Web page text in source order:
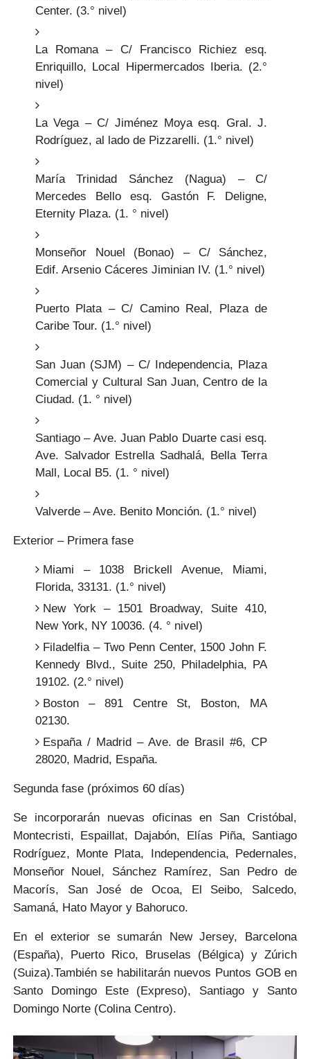
Center. (3.° nivel)
La Romana – C/ Francisco Richiez esq.
Enriquillo, Local Hipermercados Iberia. (2.°
nivel)
La Vega – C/ Jiménez Moya esq. Gral. J.
Rodríguez, al lado de Pizzarelli. (1.° nivel)
María Trinidad Sánchez (Nagua) – C/
Mercedes Bello esq. Gastón F. Deligne,
Eternity Plaza. (1. ° nivel)
Monseñor Nouel (Bonao) – C/ Sánchez,
Edif. Arsenio Cáceres Jiminian IV. (1.° nivel)
Puerto Plata – C/ Camino Real, Plaza de
Caribe Tour. (1.° nivel)
San Juan (SJM) – C/ Independencia, Plaza
Comercial y Cultural San Juan, Centro de la
Ciudad. (1. ° nivel)
Santiago – Ave. Juan Pablo Duarte casi esq.
Ave. Salvador Estrella Sadhalá, Bella Terra
Mall, Local B5. (1. ° nivel)
Valverde – Ave. Benito Monción. (1.° nivel)
Exterior – Primera fase
Miami – 1038 Brickell Avenue, Miami,
Florida, 33131. (1.° nivel)
New York – 1501 Broadway, Suite 410,
New York, NY 10036. (4. ° nivel)
Filadelfia – Two Penn Center, 1500 John F.
Kennedy Blvd., Suite 250, Philadelphia, PA
19102. (2.° nivel)
Boston – 891 Centre St, Boston, MA
02130.
España / Madrid – Ave. de Brasil #6, CP
28020, Madrid, España.
Segunda fase (próximos 60 días)
Se incorporarán nuevas oficinas en San Cristóbal,
Montecristi, Espaillat, Dajabón, Elías Piña, Santiago
Rodríguez, Monte Plata, Independencia, Pedernales,
Monseñor Nouel, Sánchez Ramírez, San Pedro de
Macorís, San José de Ocoa, El Seibo, Salcedo,
Samaná, Hato Mayor y Bahoruco.
En el exterior se sumarán New Jersey, Barcelona
(España), Puerto Rico, Bruselas (Bélgica) y Zúrich
(Suiza).También se habilitarán nuevos Puntos GOB en
Santo Domingo Este (Expreso), Santiago y Santo
Domingo Norte (Colina Centro).